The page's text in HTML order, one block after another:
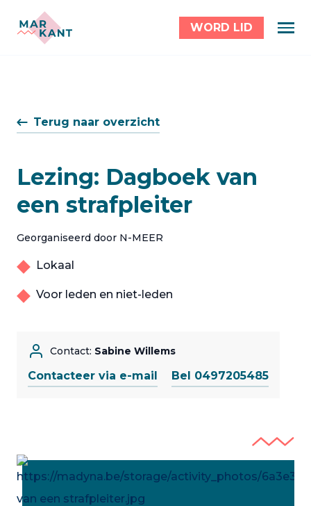
WORD LID
Terug naar overzicht
Lezing: Dagboek van
een strafpleiter
Georganiseerd door N-MEER
Lokaal
Voor leden en niet-leden
Contact: Sabine Willems
Contacteer via e-mail Bel 0497205485